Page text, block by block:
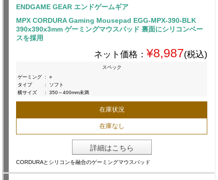
ENDGAME GEAR エンドゲームギア
MPX CORDURA Gaming Mousepad EGG-MPX-390-BLK
390x390x3mm ゲーミングマウスパッド 裏面にシリコンベー
スを採用
ネット価格： ¥8,987(税込)
スペック
ゲーミング :
○
タイプ
:
ソフト
横サイズ
: 350～400mm未満
在庫状況
在庫なし
詳細はこちら
CORDURAとシリコンを融合のゲーミングマウスパッド